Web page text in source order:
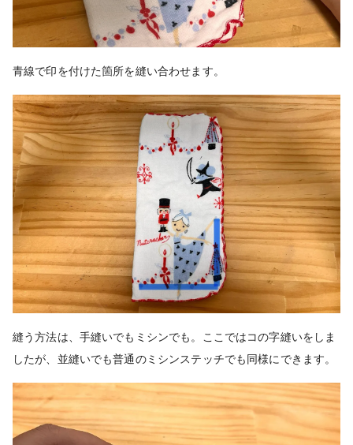
青線で印を付けた箇所を縫い合わせます。
縫う方法は、手縫いでもミシンでも。ここではコの字縫いをしま
したが、並縫いでも普通のミシンステッチでも同様にできます。